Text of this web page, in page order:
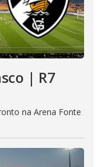
| R7
na Arena Fonte